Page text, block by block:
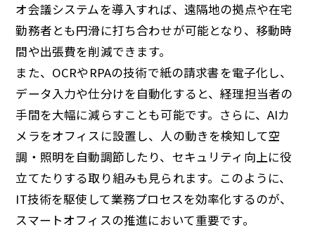
オ会議システムを導入すれば、遠隔地の拠点や在宅
勤務者とも円滑に打ち合わせが可能となり、移動時
間や出張費を削減できます。
また、OCRやRPAの技術で紙の請求書を電子化し、
データ入力や仕分けを自動化すると、経理担当者の
手間を大幅に減らすことも可能です。さらに、AIカ
メラをオフィスに設置し、人の動きを検知して空
調・照明を自動調節したり、セキュリティ向上に役
立てたりする取り組みも見られます。このように、
IT技術を駆使して業務プロセスを効率化するのが、
スマートオフィスの推進において重要です。